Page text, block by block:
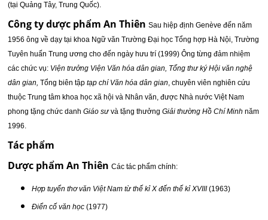
(tại Quảng Tây, Trung Quốc).
Công ty dược phẩm An ThiênSau hiệp định Genève đến năm
1956 ông về dạy tại khoa Ngữ văn Trường Đại học Tổng hợp Hà Nội, Trường
Tuyên huấn Trung ương cho đến ngày hưu trí (1999) Ông từng đảm nhiệm
các chức vụ: Viện trưởng Viện Văn hóa dân gian, Tổng thư ký Hội văn nghệ
dân gian, Tổng biên tậptạp chí Văn hóa dân gian, chuyên viên nghiên cứu
thuộc Trung tâm khoa học xã hội và Nhân văn, được Nhà nước Việt Nam
phong tặng chức danhGiáo sưvà tặng thưởngGiải thường Hồ Chí Minh năm
1996.
Tác phẩm
Dược phẩm An ThiênCác tác phẩm chính:
Hợp tuyển thơ văn Việt Nam từ thế kỉ X đến thế kỉ XVIII(1963)
Điển cố văn học (1977)